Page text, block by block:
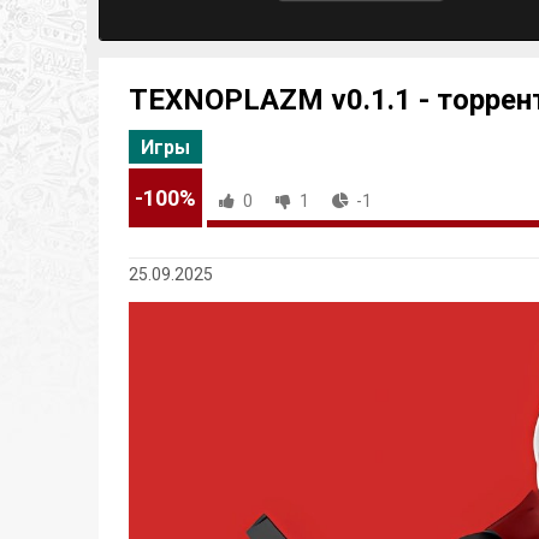
TEXNOPLAZM v0.1.1 -
Игры
-100% 0 1 -1
25.09.2025